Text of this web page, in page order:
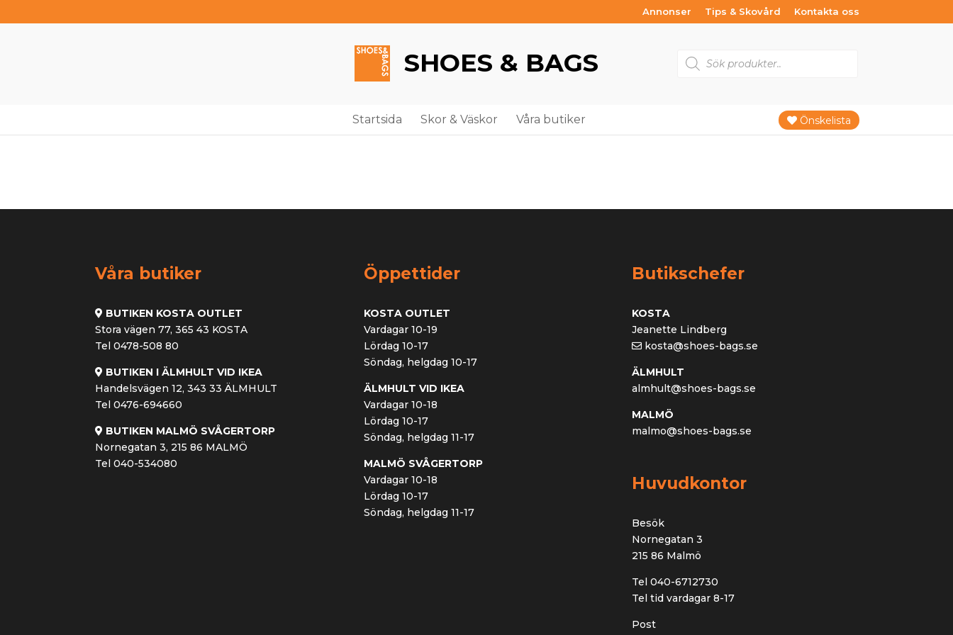
Annonser Tips & Skovård Kontakta oss
SHOES & BAGS search
Startsida Skor & Väskor Våra butiker Önskelista
Våra butiker
BUTIKEN KOSTA OUTLET
Stora vägen 77, 365 43 KOSTA
Tel 0478-508 80
BUTIKEN I ÄLMHULT VID IKEA
Handelsvägen 12, 343 33 ÄLMHULT
Tel 0476-694660
BUTIKEN MALMÖ SVÅGERTORP
Nornegatan 3, 215 86 MALMÖ
Tel 040-534080
Öppettider
KOSTA OUTLET
Vardagar 10-19
Lördag 10-17
Söndag, helgdag 10-17
ÄLMHULT VID IKEA
Vardagar 10-18
Lördag 10-17
Söndag, helgdag 11-17
MALMÖ SVÅGERTORP
Vardagar 10-18
Lördag 10-17
Söndag, helgdag 11-17
Butikschefer
KOSTA
Jeanette Lindberg
kosta@shoes-bags.se
ÄLMHULT
almhult@shoes-bags.se
MALMÖ
malmo@shoes-bags.se
Huvudkontor
Besök
Nornegatan 3
215 86 Malmö
Tel 040-6712730
Tel tid vardagar 8-17
Post